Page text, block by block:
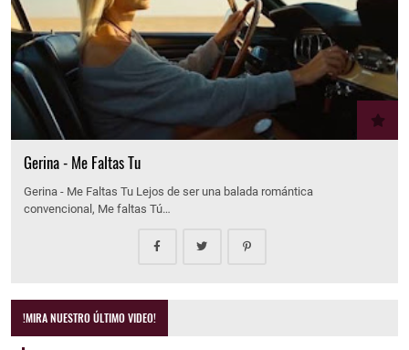
Gerina - Me Faltas Tu
Gerina - Me Faltas Tu Lejos de ser una balada romántica
convencional, Me faltas Tú…
!MIRA NUESTRO ÚLTIMO VIDEO!